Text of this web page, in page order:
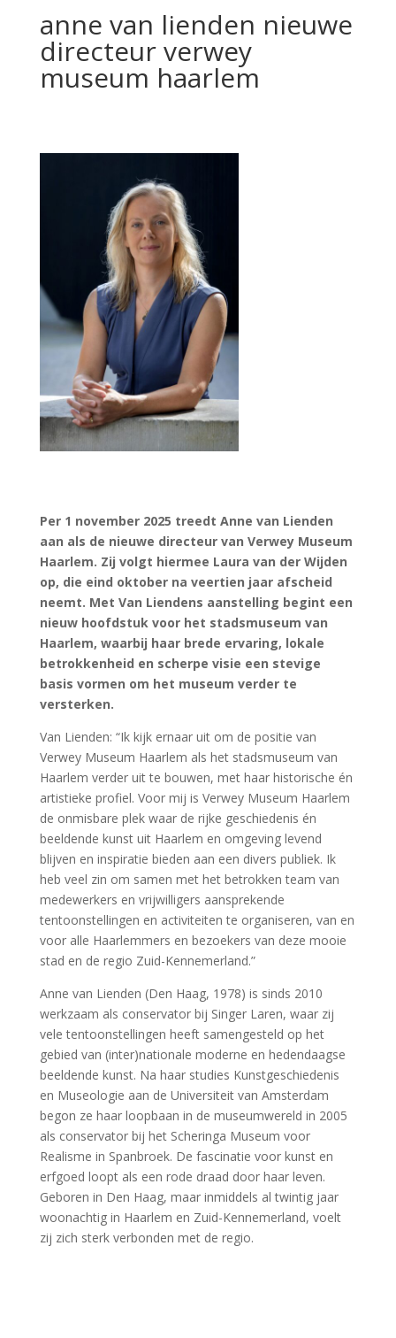
anne van lienden nieuwe
directeur verwey
museum haarlem
Per 1 november 2025 treedt Anne van Lienden
aan als de nieuwe directeur van Verwey Museum
Haarlem. Zij volgt hiermee Laura van der Wijden
op, die eind oktober na veertien jaar afscheid
neemt. Met Van Liendens aanstelling begint een
nieuw hoofdstuk voor het stadsmuseum van
Haarlem, waarbij haar brede ervaring, lokale
betrokkenheid en scherpe visie een stevige
basis vormen om het museum verder te
versterken.
Van Lienden: “Ik kijk ernaar uit om de positie van
Verwey Museum Haarlem als het stadsmuseum van
Haarlem verder uit te bouwen, met haar historische én
artistieke profiel. Voor mij is Verwey Museum Haarlem
de onmisbare plek waar de rijke geschiedenis én
beeldende kunst uit Haarlem en omgeving levend
blijven en inspiratie bieden aan een divers publiek. Ik
heb veel zin om samen met het betrokken team van
medewerkers en vrijwilligers aansprekende
tentoonstellingen en activiteiten te organiseren, van en
voor alle Haarlemmers en bezoekers van deze mooie
stad en de regio Zuid-Kennemerland.”
Anne van Lienden (Den Haag, 1978) is sinds 2010
werkzaam als conservator bij Singer Laren, waar zij
vele tentoonstellingen heeft samengesteld op het
gebied van (inter)nationale moderne en hedendaagse
beeldende kunst. Na haar studies Kunstgeschiedenis
en Museologie aan de Universiteit van Amsterdam
begon ze haar loopbaan in de museumwereld in 2005
als conservator bij het Scheringa Museum voor
Realisme in Spanbroek. De fascinatie voor kunst en
erfgoed loopt als een rode draad door haar leven.
Geboren in Den Haag, maar inmiddels al twintig jaar
woonachtig in Haarlem en Zuid-Kennemerland, voelt
zij zich sterk verbonden met de regio.